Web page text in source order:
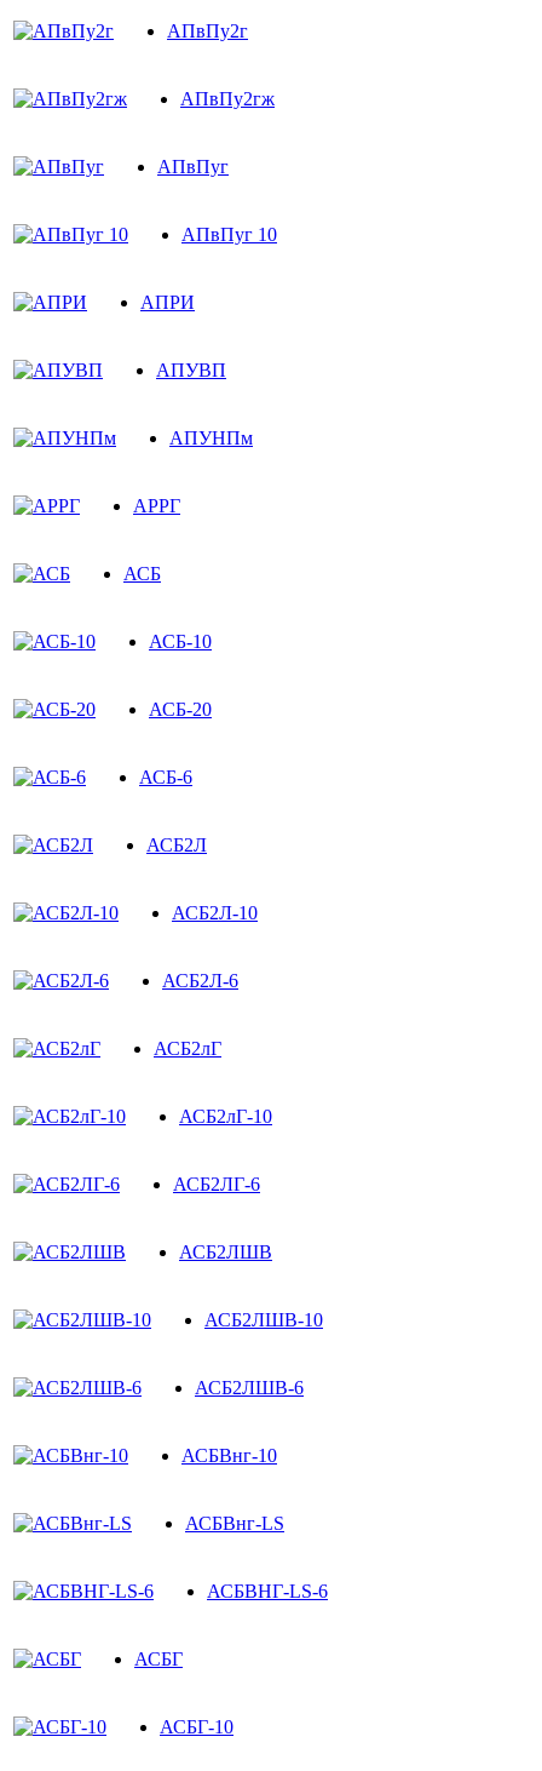
АПвПу2г
АПвПу2гж
АПвПуг
АПвПуг 10
АПРИ
АПУВП
АПУНПм
АРРГ
АСБ
АСБ-10
АСБ-20
АСБ-6
АСБ2Л
АСБ2Л-10
АСБ2Л-6
АСБ2лГ
АСБ2лГ-10
АСБ2ЛГ-6
АСБ2ЛШВ
АСБ2ЛШВ-10
АСБ2ЛШВ-6
АСБВнг-10
АСБВнг-LS
АСБВНГ-LS-6
АСБГ
АСБГ-10